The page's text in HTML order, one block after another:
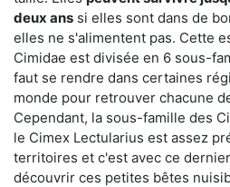
deux ans si elles sont dans de
elles ne s'alimentent pas. Cette
Cimidae est divisée en 6 sous-
faut se rendre dans certaines
monde pour retrouver chacune
Cependant, la sous-famille des
le Cimex Lectularius est assez
territoires et c'est avec ce
découvrir ces petites bêtes